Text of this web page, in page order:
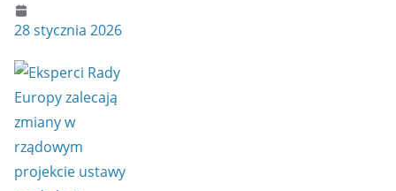
28 stycznia 2026